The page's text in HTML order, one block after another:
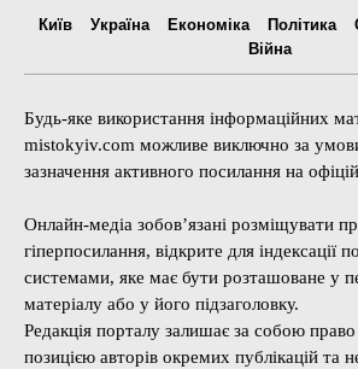
Київ Україна Економіка Політика
Війна
Будь-яке використання інформаційних
mistokyiv.com можливе виключно за
зазначення активного посилання на
Онлайн-медіа зобов’язані розміщувати
гіперпосилання, відкрите для індексації
системами, яке має бути розташоване у
матеріалу або у його підзаголовку.
Редакція порталу залишає за собою
позицією авторів окремих публікацій та